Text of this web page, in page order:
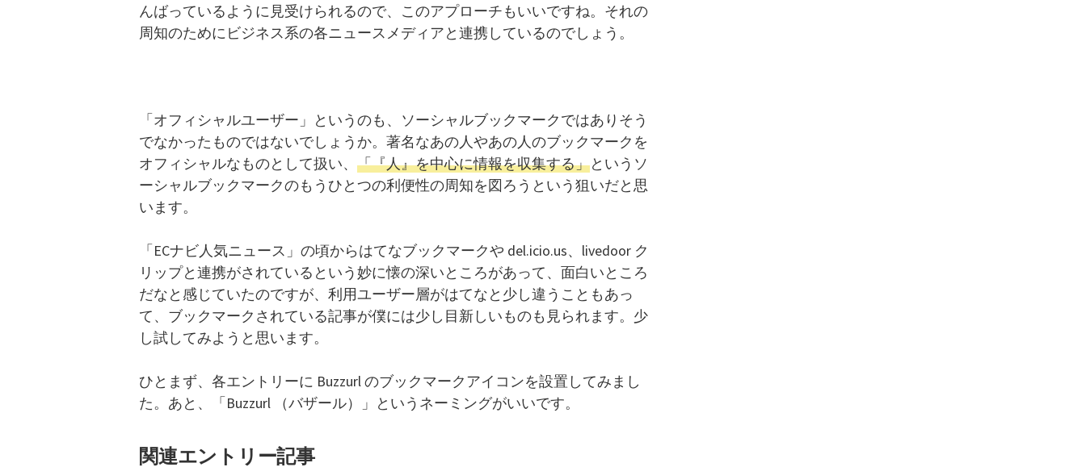
んばっているように見受けられるので、このアプローチもいいですね。それの
周知のためにビジネス系の各ニュースメディアと連携しているのでしょう。
「オフィシャルユーザー」というのも、ソーシャルブックマークではありそう
でなかったものではないでしょうか。著名なあの人やあの人のブックマークを
オフィシャルなものとして扱い、 「『人』を中心に情報を収集する」というソ
ーシャルブックマークのもうひとつの利便性の周知を図ろうという狙いだと思
います。
「ECナビ人気ニュース」の頃からはてなブックマークや del.icio.us、livedoor ク
リップと連携がされているという妙に懐の深いところがあって、面白いところ
だなと感じていたのですが、利用ユーザー層がはてなと少し違うこともあっ
て、ブックマークされている記事が僕には少し目新しいものも見られます。少
し試してみようと思います。
ひとまず、各エントリーに Buzzurl のブックマークアイコンを設置してみまし
た。あと、「Buzzurl （バザール）」というネーミングがいいです。
関連エントリー記事